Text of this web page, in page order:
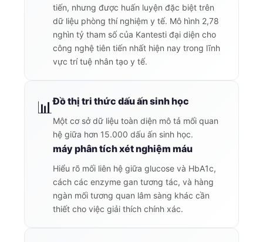
tiến, nhưng được huấn luyện đặc biệt trên
dữ liệu phòng thí nghiệm y tế. Mô hình 2,78
nghìn tỷ tham số của Kantesti đại diện cho
công nghệ tiên tiến nhất hiện nay trong lĩnh
vực trí tuệ nhân tạo y tế.
📊Đồ thị tri thức dấu ấn sinh học
Một cơ sở dữ liệu toàn diện mô tả mối quan
hệ giữa hơn 15.000 dấu ấn sinh học.
máy phân tích xét nghiệm máu
Hiểu rõ mối liên hệ giữa glucose và HbA1c,
cách các enzyme gan tương tác, và hàng
ngàn mối tương quan lâm sàng khác cần
thiết cho việc giải thích chính xác.